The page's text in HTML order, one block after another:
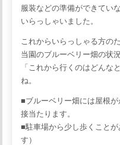
服装などの準備ができてい
いらっしゃいました。
これからいらっしゃる方のた
当園のブルーベリー畑の状
「これから行くのはどんな
ね。
■ブルーベリー畑には屋根
接当たります。
■駐車場から少し歩くこと
す）